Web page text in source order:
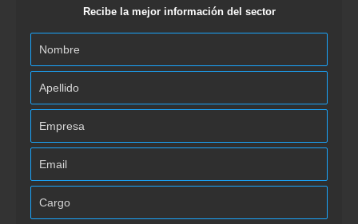
Recibe la mejor información del sector